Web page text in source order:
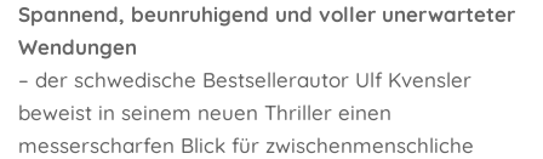
Spannend, beunruhigend und voller unerwarteter
Wendungen
– der schwedische Bestsellerautor Ulf Kvensler
beweist in seinem neuen Thriller einen
messerscharfen Blick für zwischenmenschliche